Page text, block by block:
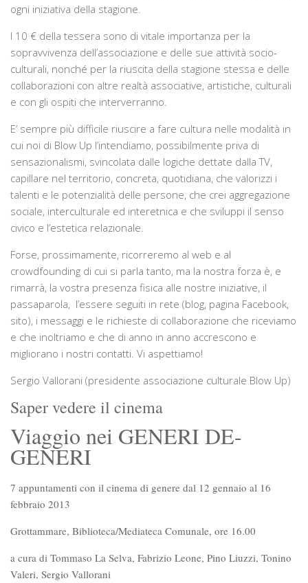
ogni iniziativa della stagione.
I 10 € della tessera sono di vitale importanza per la
sopravvivenza dell’associazione e delle sue attività socio-
culturali, nonché per la riuscita della stagione stessa e delle
collaborazioni con altre realtà associative, artistiche, culturali
e con gli ospiti che interverranno.
E’ sempre più difficile riuscire a fare cultura nelle modalità in
cui noi di Blow Up l’intendiamo, possibilmente priva di
sensazionalismi, svincolata dalle logiche dettate dalla TV,
capillare nel territorio, concreta, quotidiana, che valorizzi i
talenti e le potenzialità delle persone, che crei aggregazione
sociale, interculturale ed interetnica e che sviluppi il senso
civico e l’estetica relazionale.
Forse, prossimamente, ricorreremo al web e al
crowdfounding di cui si parla tanto, ma la nostra forza è, e
rimarrà, la vostra presenza fisica alle nostre iniziative, il
passaparola, l’essere seguiti in rete (blog, pagina Facebook,
sito), i messaggi e le richieste di collaborazione che riceviamo
e che inoltriamo e che di anno in anno accrescono e
migliorano i nostri contatti. Vi aspettiamo!
Sergio Vallorani (presidente associazione culturale Blow Up)
Saper vedere il cinema
Viaggio nei GENERI DE-
GENERI
7 appuntamenti con il cinema di genere dal 12 gennaio al 16
febbraio 2013
Grottammare, Biblioteca/Mediateca Comunale, ore 16.00
a cura di Tommaso La Selva, Fabrizio Leone, Pino Liuzzi, Tonino
Valeri, Sergio Vallorani